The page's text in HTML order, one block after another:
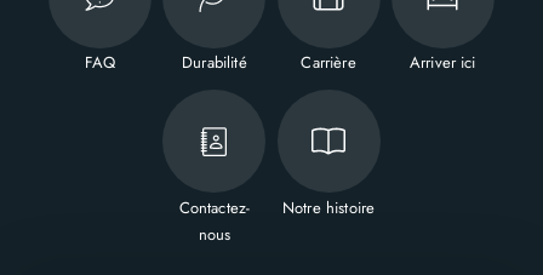
FAQ Durabilité Carrière Arriver ici
Contactez-
nous
Notre histoire